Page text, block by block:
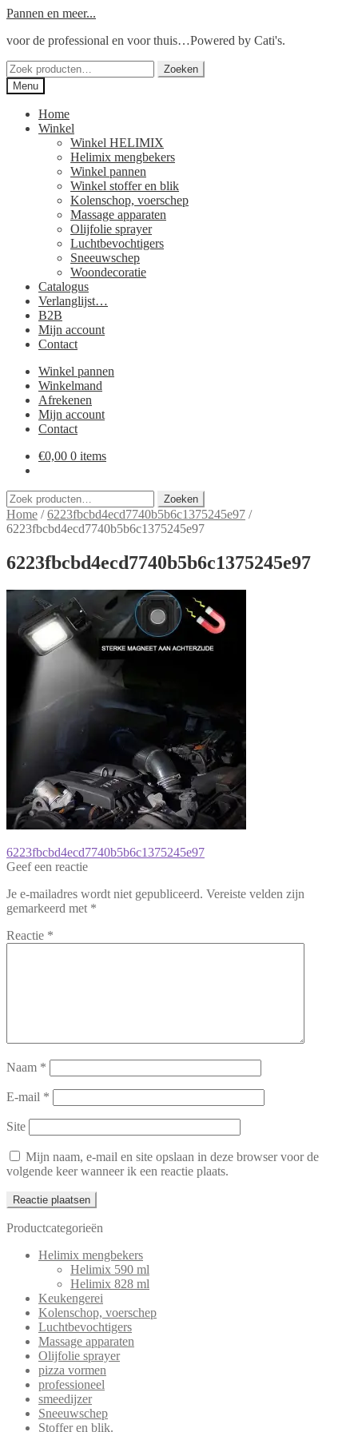
Ga
naar
Ga
de
Pannen en meer...
voor de professional en voor thuis…Powered by Cati's.
Zoeken
naar:
Zoeken
Menu
Home
Winkel
Winkel HELIMIX
Helimix mengbekers
Winkel pannen
Winkel stoffer en blik
Kolenschop, voerschep
Massage apparaten
Olijfolie sprayer
Luchtbevochtigers
Sneeuwschep
Woondecoratie
Catalogus
Verlanglijst…
B2B
Mijn account
Contact
Winkel pannen
Winkelmand
Afrekenen
Mijn account
Contact
€0,00 0 items
Zoeken
naar:
Zoeken
Home /6223fbcbd4ecd7740b5b6c1375245e97 /
6223fbcbd4ecd7740b5b6c1375245e97
6223fbcbd4ecd7740b5b6c1375245e97
Bericht
navigatie
Vorig
bericht:
6223fbcbd4ecd7740b5b6c1375245e97
Geef een reactie
Je e-mailadres wordt niet gepubliceerd. Vereiste velden zijn
gemarkeerd met *
Reactie *
Naam *
E-mail *
Site
Mijn naam, e-mail en site opslaan in deze browser voor de
volgende keer wanneer ik een reactie plaats.
Productcategorieën
Helimix mengbekers
Helimix 590 ml
Helimix 828 ml
Keukengerei
Kolenschop, voerschep
Luchtbevochtigers
Massage apparaten
Olijfolie sprayer
pizza vormen
professioneel
smeedijzer
Sneeuwschep
Stoffer en blik.